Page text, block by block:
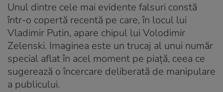
Unul dintre cele mai evidente falsuri constă
într-o copertă recentă pe care, în locul lui
Vladimir Putin, apare chipul lui Volodimir
Zelenski. Imaginea este un trucaj al unui număr
special aflat în acel moment pe piață, ceea ce
sugerează o încercare deliberată de manipulare
a publicului.